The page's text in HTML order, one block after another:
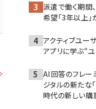
派遣で働く期間
希望「3年以上」
アクティブユー
アプリに学ぶ“
AI回答のフレー
ジタルの新たな
時代の新しい購